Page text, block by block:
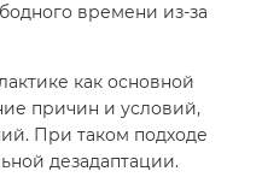
времени из-за
как основной
причин и условий,
При таком подходе
дезадаптации.